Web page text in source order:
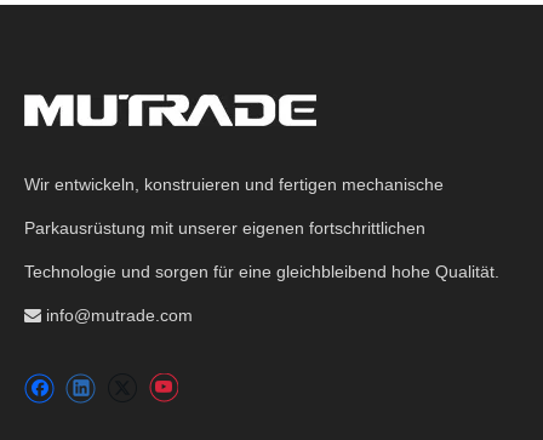
Wir entwickeln, konstruieren und fertigen mechanische
Parkausrüstung mit unserer eigenen fortschrittlichen
Technologie und sorgen für eine gleichbleibend hohe Qualität.
 info@mutrade.com